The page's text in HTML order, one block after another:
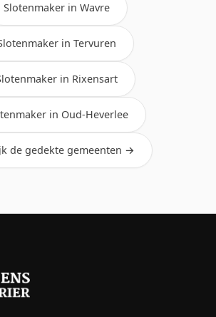
Slotenmaker in Wavre
in Tervuren
in Rixensart
in Oud-Heverlee
de gedekte gemeenten →